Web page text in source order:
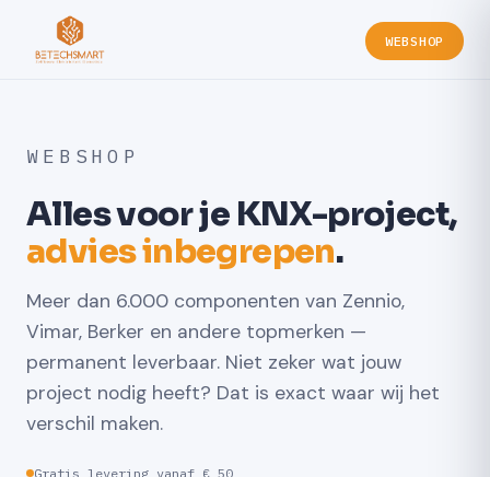
WEBSHOP
WEBSHOP
Alles voor je KNX-project,
advies inbegrepen.
Meer dan 6.000 componenten van Zennio,
Vimar, Berker en andere topmerken —
permanent leverbaar. Niet zeker wat jouw
project nodig heeft? Dat is exact waar wij het
verschil maken.
Gratis levering vanaf € 50